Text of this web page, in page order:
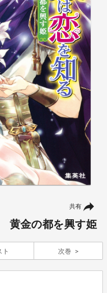
共有
黄金の都を興す姫
ト 次巻